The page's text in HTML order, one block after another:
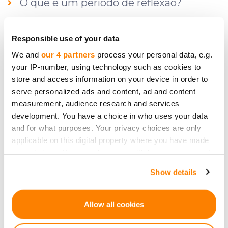
Responsible use of your data
We and our 4 partners process your personal data, e.g.
your IP-number, using technology such as cookies to
store and access information on your device in order to
serve personalized ads and content, ad and content
measurement, audience research and services
development. You have a choice in who uses your data
and for what purposes. Your privacy choices are only
applicable on this digital property where you have made
If you allow, we would also like to:
Show details
Allow all cookies
Como investir na CrowdedHero?
Quais são os riscos?
Posso investir como empresa?
Posso mudar meu status de
classificação de investidor?
O que é um investidor não sofisticado?